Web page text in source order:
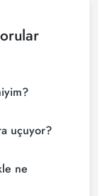
uçuyor?
ne